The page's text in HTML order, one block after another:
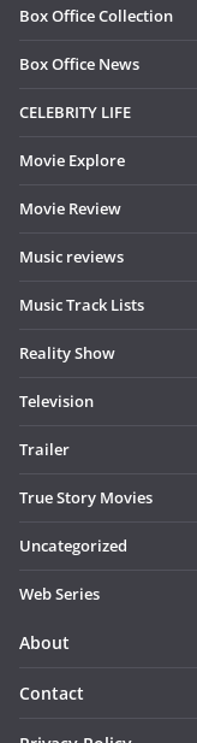
Box Office Collection
Box Office News
CELEBRITY LIFE
Movie Explore
Movie Review
Music reviews
Music Track Lists
Reality Show
Television
Trailer
True Story Movies
Uncategorized
Web Series
About
Contact